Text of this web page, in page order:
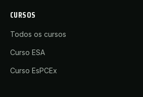
CURSOS
Todos os cursos
Curso ESA
Curso EsPCEx